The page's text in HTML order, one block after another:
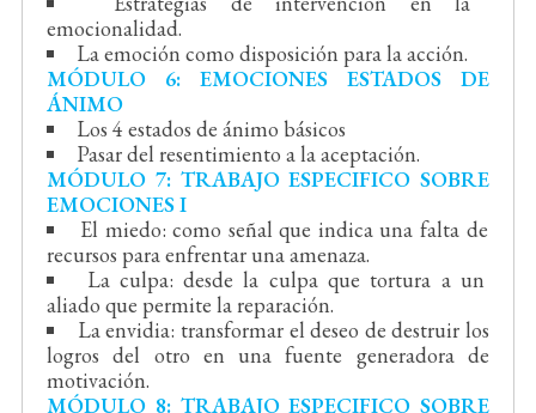
emocionalidad.
La emoción como disposición para la acción.
MÓDULO 6: EMOCIONES ESTADOS DE
ÁNIMO
Los 4 estados de ánimo básicos
Pasar del resentimiento a la aceptación.
MÓDULO 7: TRABAJO ESPECIFICO SOBRE
EMOCIONES I
El miedo: como señal que indica una falta de
recursos para enfrentar una amenaza.
La culpa: desde la culpa que tortura a un
aliado que permite la reparación.
La envidia: transformar el deseo de destruir los
logros del otro en una fuente generadora de
motivación.
MÓDULO 8: TRABAJO ESPECIFICO SOBRE